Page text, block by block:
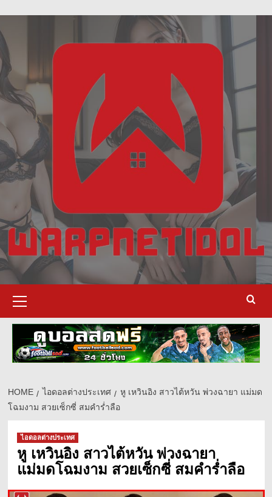
ฝัน
เห็น
to
content
Menu
HOME ไอดอลต่างประเทศ
หู เหวินอิง สาวไต้หวัน พ่วงฉายา แม่มด
โฉมงาม สวยเซ็กซี่ สมคำร่ำลือ
ไอดอลต่างประเทศ
หู เหวินอิง สาวไต้หวัน พ่วงฉายา
แม่มดโฉมงาม สวยเซ็กซี่ สมคำร่ำลือ